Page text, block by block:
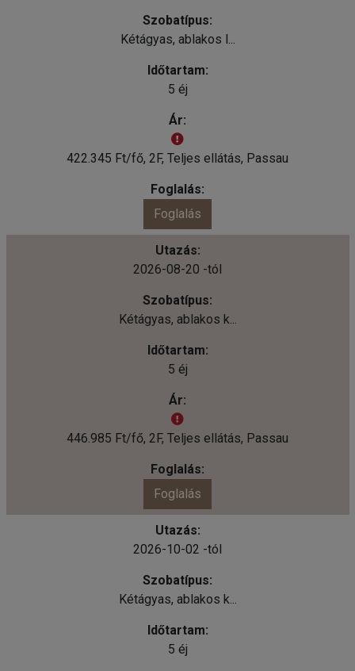
Kétágyas, ablakos l...
5 éj
422.345 Ft/fő, 2F, Teljes ellátás, Passau
Foglalás
2026-08-20 -tól
Kétágyas, ablakos k...
5 éj
446.985 Ft/fő, 2F, Teljes ellátás, Passau
Foglalás
2026-10-02 -tól
Kétágyas, ablakos k...
5 éj